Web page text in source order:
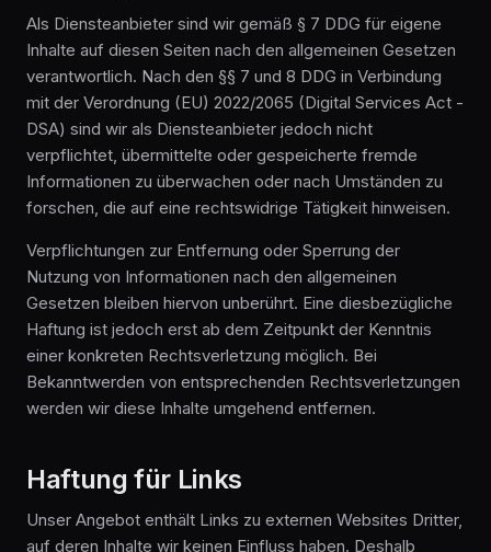
Als Diensteanbieter sind wir gemäß § 7 DDG für eigene
Inhalte auf diesen Seiten nach den allgemeinen Gesetzen
verantwortlich. Nach den §§ 7 und 8 DDG in Verbindung
mit der Verordnung (EU) 2022/2065 (Digital Services Act -
DSA) sind wir als Diensteanbieter jedoch nicht
verpflichtet, übermittelte oder gespeicherte fremde
Informationen zu überwachen oder nach Umständen zu
forschen, die auf eine rechtswidrige Tätigkeit hinweisen.
Verpflichtungen zur Entfernung oder Sperrung der
Nutzung von Informationen nach den allgemeinen
Gesetzen bleiben hiervon unberührt. Eine diesbezügliche
Haftung ist jedoch erst ab dem Zeitpunkt der Kenntnis
einer konkreten Rechtsverletzung möglich. Bei
Bekanntwerden von entsprechenden Rechtsverletzungen
werden wir diese Inhalte umgehend entfernen.
Haftung für Links
Unser Angebot enthält Links zu externen Websites Dritter,
auf deren Inhalte wir keinen Einfluss haben. Deshalb